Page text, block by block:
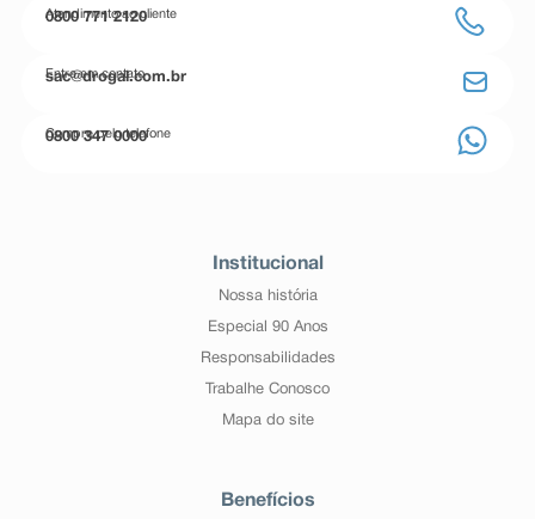
Atendimento ao cliente
0800 771 2120
Entre em contato
sac@drogal.com.br
Compre pelo telefone
0800 347 0000
Institucional
Nossa história
Especial 90 Anos
Responsabilidades
Trabalhe Conosco
Mapa do site
Benefícios